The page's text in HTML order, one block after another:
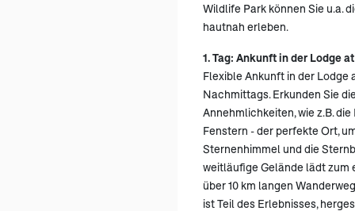
Wildlife Park können Sie u.a.
hautnah erleben.
1. Tag: Ankunft in der Lodge
Flexible Ankunft in der Lodge
Nachmittags. Erkunden Sie
Annehmlichkeiten, wie z.B.
Fenstern - der perfekte Ort,
Sternenhimmel und die
weitläufige Gelände lädt zum
über 10 km langen
ist Teil des Erlebnisses,